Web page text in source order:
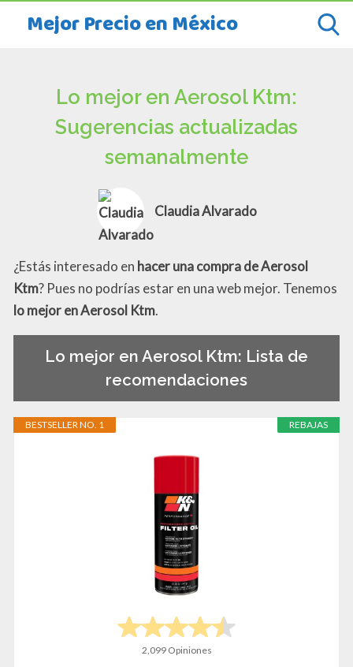
Mejor Precio en México
Lo mejor en Aerosol Ktm:
Sugerencias actualizadas
semanalmente
Claudia Alvarado
¿Estás interesado en hacer una compra de Aerosol
Ktm? Pues no podrías estar en una web mejor. Tenemos
lo mejor en Aerosol Ktm.
Lo mejor en Aerosol Ktm: Lista de
recomendaciones
REBAJAS
BESTSELLER NO. 1
2,099 Opiniones